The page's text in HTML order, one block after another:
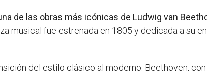
de las obras más icónicas de Ludwig van
musical fue estrenada en 1805 y dedicada a su
del estilo clásico al moderno. Beethoven,